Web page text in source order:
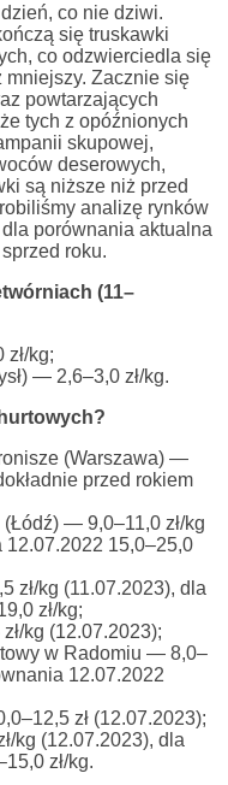
co nie dziwi.
się truskawki
co odzwierciedla się
mniejszy. Zacznie się
powtarzających
tych z opóźnionych
skupowej,
deserowych,
są niższe niż przed
analizę rynków
porównania aktualna
roku.
(11–
kg;
— 2,6–3,0 zł/kg.
(Warszawa) —
przed rokiem
— 9,0–11,0 zł/kg
15,0–25,0
zł/kg (11.07.2023), dla
zł/kg;
kg (12.07.2023);
w Radomiu — 8,0–
12.07.2022
zł (12.07.2023);
kg (12.07.2023), dla
zł/kg.